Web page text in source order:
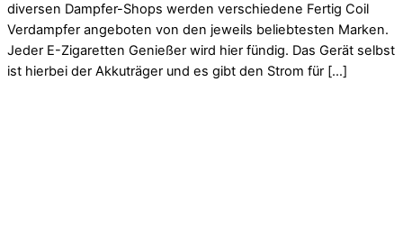
diversen Dampfer-Shops werden verschiedene Fertig Coil
Verdampfer angeboten von den jeweils beliebtesten Marken.
Jeder E-Zigaretten Genießer wird hier fündig. Das Gerät selbst
ist hierbei der Akkuträger und es gibt den Strom für […]